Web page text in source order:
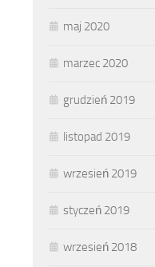
maj 2020
marzec 2020
grudzień 2019
listopad 2019
wrzesień 2019
styczeń 2019
wrzesień 2018